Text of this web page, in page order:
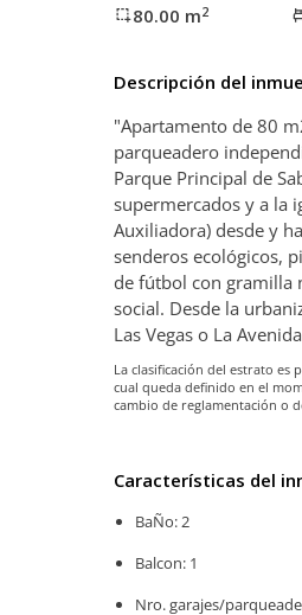
80.00 m2
Descripción del
"Apartamento de 80
parqueadero
Parque Principal de
supermercados y a la
Auxiliadora) desde y
senderos ecológicos,
de fútbol con gramilla
social. Desde la
Las Vegas o La
La clasificación del estrato
cual queda definido en el
cambio de reglamentación o
Características del
BaÑo: 2
Balcon: 1
Nro. garajes/